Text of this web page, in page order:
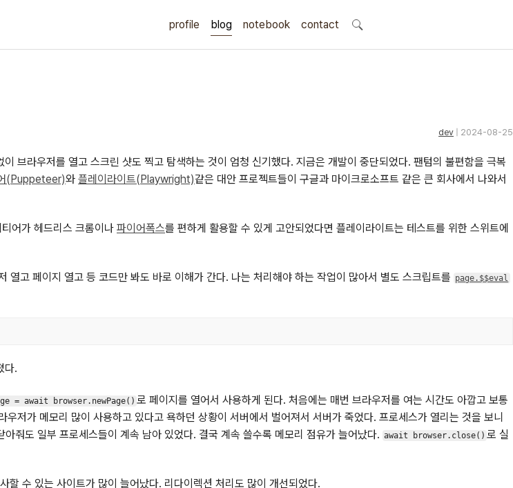
profile blog notebook contact
search
dev | 2024-08-25
이 브라우저를 열고 스크린 샷도 찍고 탐색하는 것이 엄청 신기했다. 지금은 개발이 중단되었다. 팬텀의 불편함을 극복
(Puppeteer)와 플레이라이트(Playwright)같은 대안 프로젝트들이 구글과 마이크로소프트 같은 큰 회사에서 나와서
어가 헤드리스 크롬이나 파이어폭스를 편하게 활용할 수 있게 고안되었다면 플레이라이트는 테스트를 위한 스위트에
열고 페이지 열고 등 코드만 봐도 바로 이해가 간다. 나는 처리해야 하는 작업이 많아서 별도 스크립트를 page.$$eval
다.
= await browser.newPage() 로 페이지를 열어서 사용하게 된다. 처음에는 매번 브라우저를 여는 시간도 아깝고 보통
저가 메모리 많이 사용하고 있다고 욕하던 상황이 서버에서 벌어져서 서버가 죽었다. 프로세스가 열리는 것을 보니
아줘도 일부 프로세스들이 계속 남아 있었다. 결국 계속 쓸수록 메모리 점유가 늘어났다. await browser.close() 로 실
수 있는 사이트가 많이 늘어났다. 리다이렉션 처리도 많이 개선되었다.